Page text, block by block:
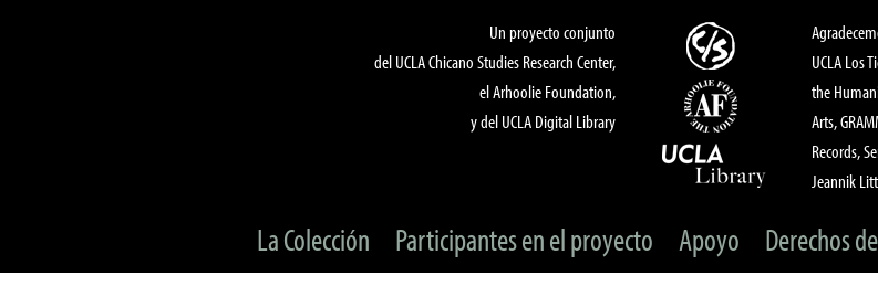
Un proyecto conjunto
del UCLA Chicano Studies Research Center,
el Arhoolie Foundation,
y del UCLA Digital Library
UCLA Los
the
Arts,
Records,
Jeannik
La Colección Participantes en el proyecto Apoyo Derechos